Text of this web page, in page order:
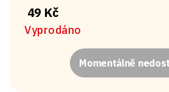
49 Kč
Vyprodáno
Momentálně